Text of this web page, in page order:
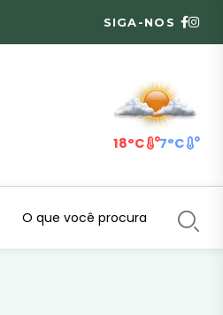
SIGA-NOS
18°C 7°C